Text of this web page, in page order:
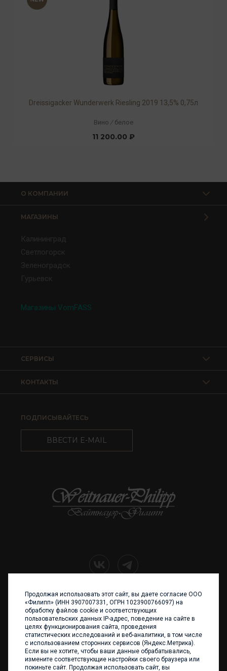
Dreissigacker Wunderwerk Riesling 2019 13,5% 0,75л
Вино / белое
11 200.00 ₽
О КОМПАНИИ
МАГАЗИНЫ
Калининград
Светлогорск
Зеленоградск
Гурьевск
Магазины VomFASS
КОНТАКТЫ
СЕРВИСЫ
ПОДПИСЫВАЙТЕСЬ
ВВЕСТИ E-MAIL
+7 (4012) 960 898
236017 Калининград,
ул. Каштановая аллея, 47
Телефон: +7 4012 960 898,
+7 4012 960 856
Написать нам
Продолжая использовать этот сайт, вы даете согласие ООО
«Филипп» (ИНН 3907007331, ОГРН 1023900766097) на
обработку файлов cookie и соответствующих
пользовательских данных IP-адрес, поведение на сайте в
целях функционирования сайта, проведения
статистических исследований и веб-аналитики, в том числе
с использованием сторонних сервисов (Яндекс.Метрика).
Если вы не хотите, чтобы ваши данные обрабатывались,
измените соответствующие настройки своего браузера или
покиньте сайт. Продолжая использовать сайт, вы